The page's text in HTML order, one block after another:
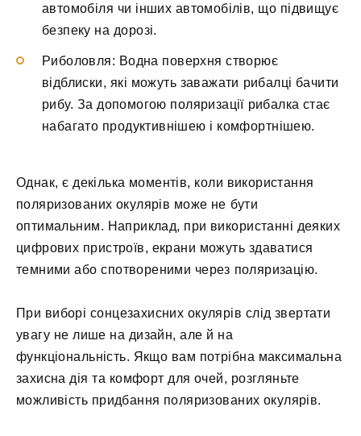
автомобіля чи інших автомобілів, що підвищує
безпеку на дорозі.
Риболовля: Водна поверхня створює
відблиски, які можуть заважати рибалці бачити
рибу. За допомогою поляризації рибалка стає
набагато продуктивнішею і комфортнішею.
Однак, є декілька моментів, коли використання
поляризованих окулярів може не бути
оптимальним. Наприклад, при використанні деяких
цифрових пристроїв, екрани можуть здаватися
темними або спотвореними через поляризацію.
При виборі сонцезахисних окулярів слід звертати
увагу не лише на дизайн, але й на
функціональність. Якщо вам потрібна максимальна
захисна дія та комфорт для очей, розгляньте
можливість придбання поляризованих окулярів.